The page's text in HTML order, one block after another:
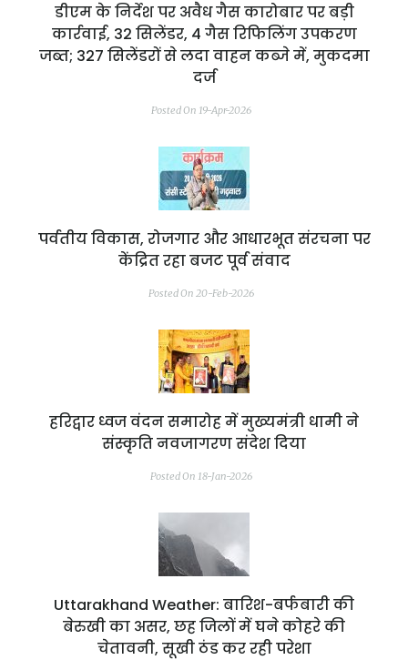
डीएम के निर्देश पर अवैध गैस कारोबार पर बड़ी
कार्रवाई, 32 सिलेंडर, 4 गैस रिफिलिंग उपकरण
जब्त; 327 सिलेंडरों से लदा वाहन कब्जे में, मुकदमा
दर्ज
Posted On 19-Apr-2026
पर्वतीय विकास, रोजगार और आधारभूत संरचना पर
केंद्रित रहा बजट पूर्व संवाद
Posted On 20-Feb-2026
हरिद्वार ध्वज वंदन समारोह में मुख्यमंत्री धामी ने
संस्कृति नवजागरण संदेश दिया
Posted On 18-Jan-2026
Uttarakhand Weather: बारिश-बर्फबारी की
बेरुखी का असर, छह जिलों में घने कोहरे की
चेतावनी, सूखी ठंड कर रही परेशा